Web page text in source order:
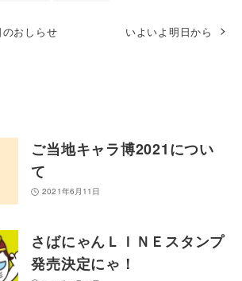
おしらせ いよいよ明日から
ご当地キャラ博2021につい
て
2021年6月11日
さばにゃんＬＩＮＥスタンプ
発売決定にゃ！